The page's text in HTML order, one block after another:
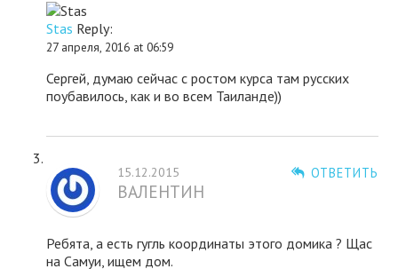
Stas Reply:
27 апреля, 2016 at 06:59
Сергей, думаю сейчас с ростом курса там русских
поубавилось, как и во всем Таиланде))
ОТВЕТИТЬ
15.12.2015
ВАЛЕНТИН
Ребята, а есть гугль координаты этого домика ? Щас
на Самуи, ищем дом.